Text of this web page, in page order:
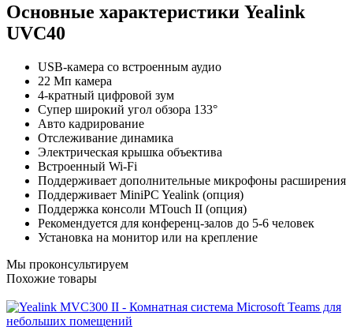
Основные характеристики Yealink
UVC40
USB-камера со встроенным аудио
22 Мп камера
4-кратный цифровой зум
Супер широкий угол обзора 133°
Авто кадрирование
Отслеживание динамика
Электрическая крышка объектива
Встроенный Wi-Fi
Поддерживает дополнительные микрофоны расширения
Поддерживает MiniPC Yealink (опция)
Поддержка консоли MTouch II (опция)
Рекомендуется для конференц-залов до 5-6 человек
Установка на монитор или на крепление
Мы проконсультируем
Похожие товары